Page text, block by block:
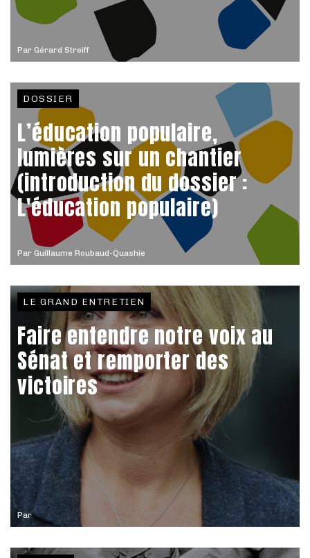
Par Gérard Streiff
Par Guillaume Roubaud-Quashie
DOSSIER
L’éducation populaire,
lumières sur un chantier
(introduction du dossier :
L'éducation populaire)
Par
LE GRAND ENTRETIEN
Faire entendre notre voix au
Sénat et remporter des
victoires